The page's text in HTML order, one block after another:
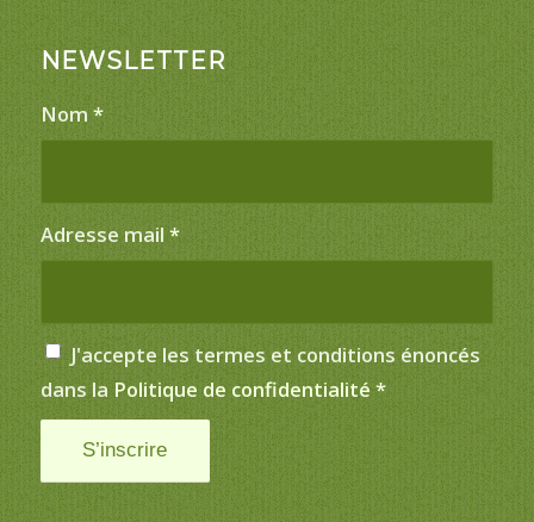
NEWSLETTER
Nom *
Adresse mail *
J'accepte les termes et conditions énoncés
dans la Politique de confidentialité *